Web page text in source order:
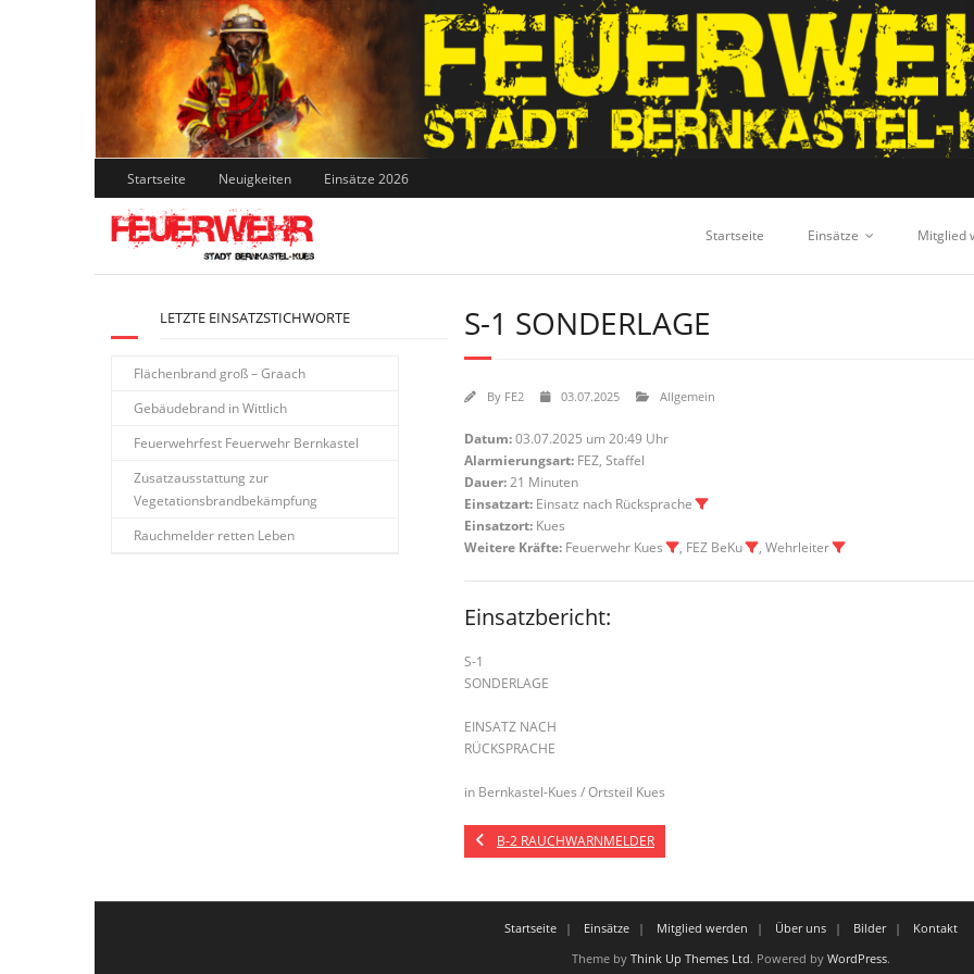
Skip
to
content
Startseite Neuigkeiten Einsätze 2026
Startseite Einsätze Mitglied
S-1 SONDERLAGE
By FE2 03.07.2025 Allgemein
Datum:03.07.2025 um 20:49 Uhr
Alarmierungsart: FEZ, Staffel
Dauer:21 Minuten
Einsatzart: Einsatz nach Rücksprache
Einsatzort: Kues
Weitere Kräfte: Feuerwehr Kues , FEZ BeKu , Wehrleiter
Einsatzbericht:
S-1
SONDERLAGE
EINSATZ NACH
RÜCKSPRACHE
in Bernkastel-Kues / Ortsteil Kues
B-2 RAUCHWARNMELDER
LETZTE EINSATZSTICHWORTE
Flächenbrand groß – Graach
Gebäudebrand in Wittlich
Feuerwehrfest Feuerwehr Bernkastel
Zusatzausstattung zur
Vegetationsbrandbekämpfung
Rauchmelder retten Leben
Startseite Einsätze Mitglied werden Über uns Bilder
Kontakt
Theme by Think Up Themes Ltd. Powered by WordPress.